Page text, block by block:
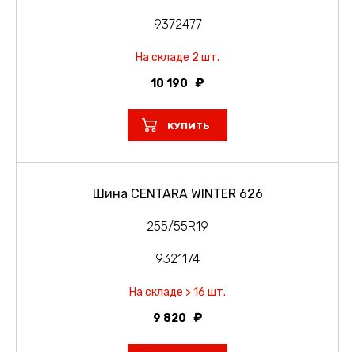
9372477
На складе 2 шт.
10 190
КУПИТЬ
Шина CENTARA WINTER 626
255/55R19
9321174
На складе > 16 шт.
9 820